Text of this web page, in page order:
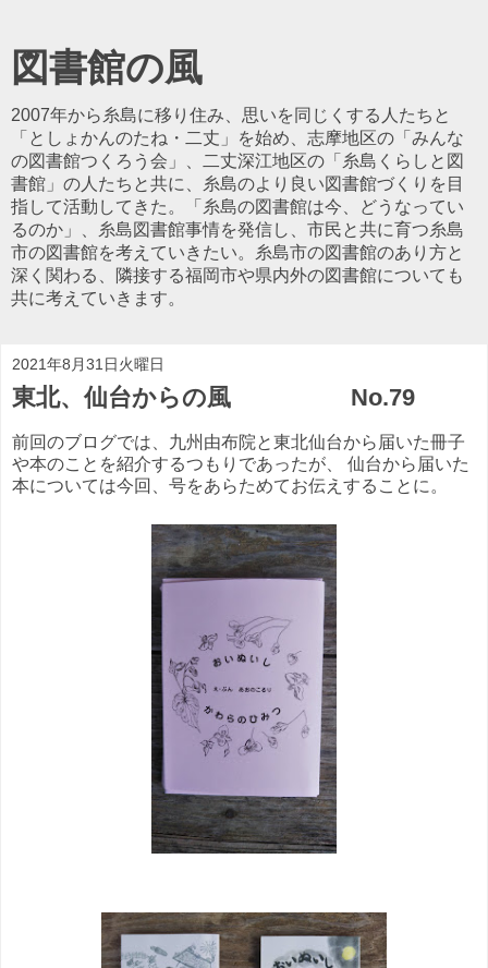
図書館の風
2007年から糸島に移り住み、思いを同じくする人たちと
「としょかんのたね・二丈」を始め、志摩地区の「みんな
の図書館つくろう会」、二丈深江地区の「糸島くらしと図
書館」の人たちと共に、糸島のより良い図書館づくりを目
指して活動してきた。「糸島の図書館は今、どうなってい
るのか」、糸島図書館事情を発信し、市民と共に育つ糸島
市の図書館を考えていきたい。糸島市の図書館のあり方と
深く関わる、隣接する福岡市や県内外の図書館についても
共に考えていきます。
2021年8月31日火曜日
東北、仙台からの風 No.79
前回のブログでは、九州由布院と東北仙台から届いた冊子
や本のことを紹介するつもりであったが、 仙台から届いた
本については今回、号をあらためてお伝えすることに。